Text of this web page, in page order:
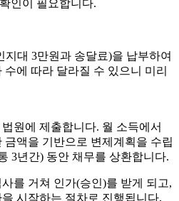
인이 필요합니다.
대 3만원과 송달료)을 납부하여
에 따라 달라질 수 있으니 미리
원에 제출합니다. 월 소득에서
금액을 기반으로 변제계획을 수립
3년간) 동안 채무를 상환합니다.
를 거쳐 인가(승인)를 받게 되고,
시작하는 절차로 진행됩니다.